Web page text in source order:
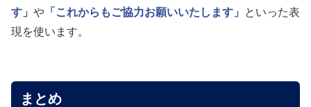
す」 や 「これからもご協力お願いいたします」
といった表
現を使います。
まとめ